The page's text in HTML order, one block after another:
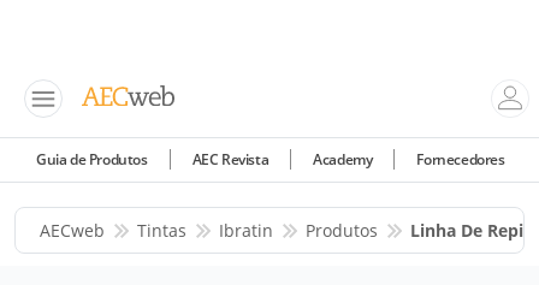
Guia de Produtos AEC Revista Academy Fornecedores
AECweb Tintas Ibratin Produtos Linha De